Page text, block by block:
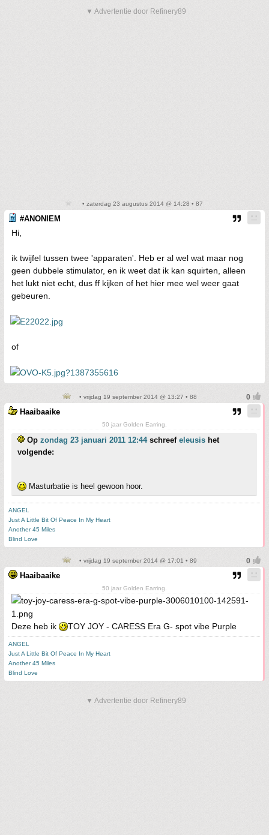
▼ Advertentie door Refinery89
• zaterdag 23 augustus 2014 @ 14:28 • 87
#ANONIEM
Hi,
ik twijfel tussen twee 'apparaten'. Heb er al wel wat maar nog
geen dubbele stimulator, en ik weet dat ik kan squirten, alleen
het lukt niet echt, dus ff kijken of het hier mee wel weer gaat
gebeuren.
of
• vrijdag 19 september 2014 @ 13:27 • 88
Haaibaaike
50 jaar Golden Earring.
Op zondag 23 januari 2011 12:44schreef eleusis het
volgende:
Masturbatie is heel gewoon hoor.
ANGEL
Just A Little Bit Of Peace In My Heart
Another 45 Miles
Blind Love
• vrijdag 19 september 2014 @ 17:01 • 89
Haaibaaike
50 jaar Golden Earring.
Deze heb ik TOY JOY - CARESS Era G- spot vibe Purple
ANGEL
Just A Little Bit Of Peace In My Heart
Another 45 Miles
Blind Love
▼ Advertentie door Refinery89